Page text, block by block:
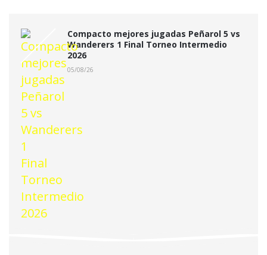
Compacto mejores jugadas Peñarol 5 vs
Wanderers 1 Final Torneo Intermedio
2026
05/08/26